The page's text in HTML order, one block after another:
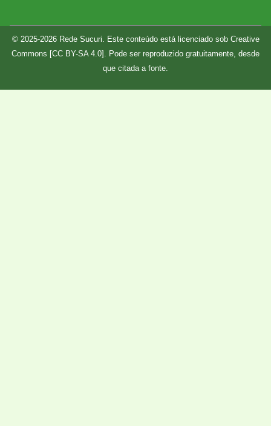
© 2025-2026 Rede Sucuri. Este conteúdo está licenciado sob Creative
Commons [CC BY-SA 4.0]. Pode ser reproduzido gratuitamente, desde
que citada a fonte.